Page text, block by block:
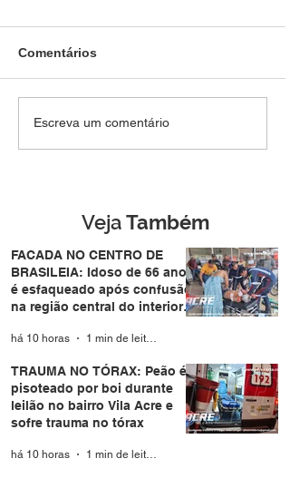
TRAUMA NO TÓRAX:
Comentários
Escreva um comentário
VejaTambém
FACADA NO CENTRO DE
BRASILEIA: Idoso de 66 anos
é esfaqueado após confusão
na região central do interior
há 10 horas 1 min de leitura
TRAUMA NO TÓRAX: Peão é
pisoteado por boi durante
leilão no bairro Vila Acre e
sofre trauma no tórax
há 10 horas 1 min de leitura